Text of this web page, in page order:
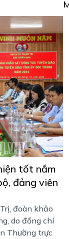
tốt nắm
đảng viên
đoàn khảo
do đồng chí
Thường trực